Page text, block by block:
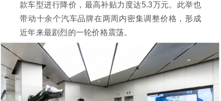
款车型进行降价，最高补贴力度达5.3万元。此举也
带动十余个汽车品牌在两周内密集调整价格，形成
近年来最剧烈的一轮价格震荡。